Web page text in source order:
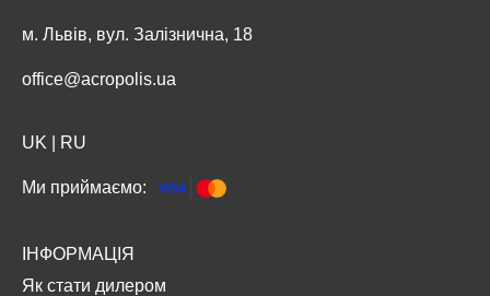
м. Львів, вул. Залізнична, 18
office@acropolis.ua
UK RU
Ми приймаємо:
ІНФОРМАЦІЯ
Як стати дилером